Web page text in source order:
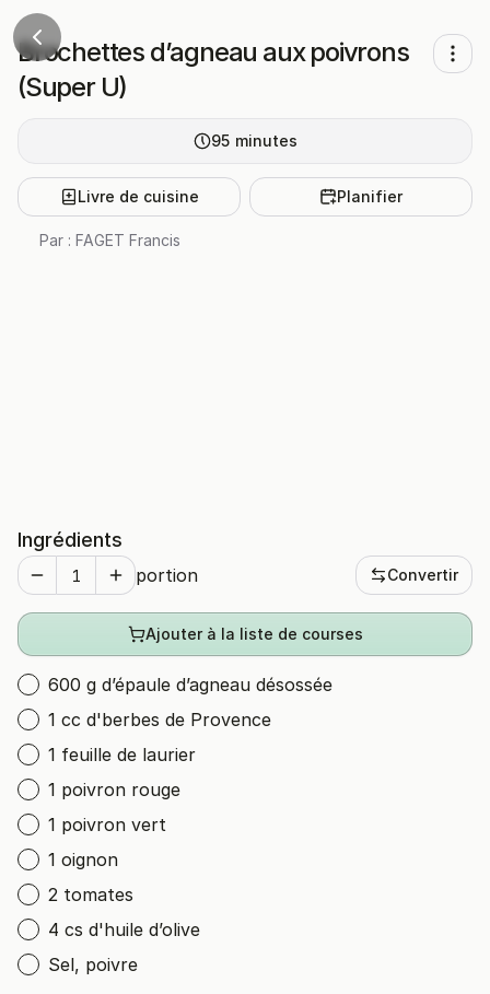
Brochettes d’agneau aux poivrons
(Super U)
95 minutes
Livre de cuisine Planifier
Par : FAGET Francis
Ingrédients
portion Convertir
Ajouter à la liste de courses
600 g d’épaule d’agneau désossée
1 cc d'berbes de Provence
1 feuille de laurier
1 poivron rouge
1 poivron vert
1 oignon
2 tomates
4 cs d'huile d’olive
Sel, poivre